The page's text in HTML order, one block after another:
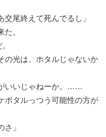
尾終えて死んでるし」
。
の光は、ホタルじゃないか
いいじゃねーか。……
ボタルっつう可能性の方が
さ」